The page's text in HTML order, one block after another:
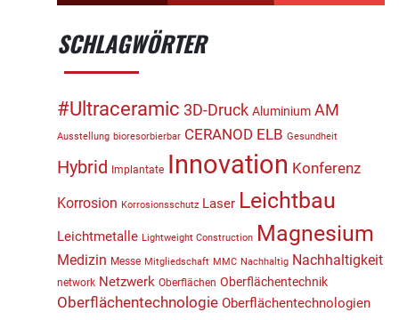
SCHLAGWÖRTER
#Ultraceramic 3D-Druck Aluminium AM
Ausstellung bioresorbierbar CERANOD ELB Gesundheit
Hybrid Implantate Innovation Konferenz
Korrosion Korrosionsschutz Laser Leichtbau
Leichtmetalle Lightweight Construction Magnesium
Medizin Messe Mitgliedschaft MMC Nachhaltig Nachhaltigkeit
network Netzwerk Oberflächen Oberflächentechnik
Oberflächentechnologie Oberflächentechnologien